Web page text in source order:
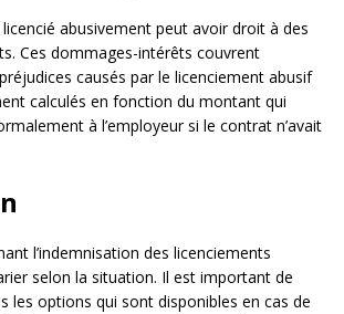
abusivement peut avoir droit à des
Ces dommages-intérêts couvrent
causés par le licenciement abusif
calculés en fonction du montant qui
à l’employeur si le contrat n’avait
l’indemnisation des licenciements
selon la situation. Il est important de
les options qui sont disponibles en cas de